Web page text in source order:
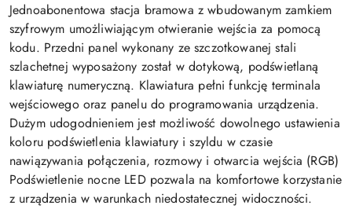
Jednoabonentowa stacja bramowa z wbudowanym zamkiem
szyfrowym umożliwiającym otwieranie wejścia za pomocą
kodu. Przedni panel wykonany ze szczotkowanej stali
szlachetnej wyposażony został w dotykową, podświetlaną
klawiaturę numeryczną. Klawiatura pełni funkcję terminala
wejściowego oraz panelu do programowania urządzenia.
Dużym udogodnieniem jest możliwość dowolnego ustawienia
koloru podświetlenia klawiatury i szyldu w czasie
nawiązywania połączenia, rozmowy i otwarcia wejścia (RGB)
Podświetlenie nocne LED pozwala na komfortowe korzystanie
z urządzenia w warunkach niedostatecznej widoczności.